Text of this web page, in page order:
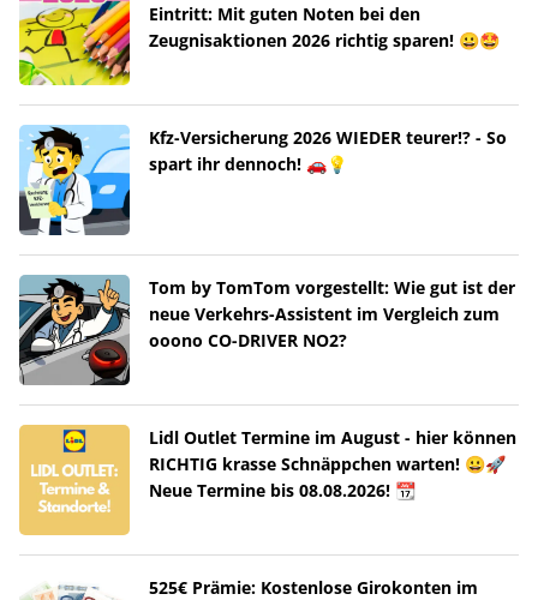
Eintritt: Mit guten Noten bei den
Zeugnisaktionen 2026 richtig sparen! 😀🤩
Kfz-Versicherung 2026 WIEDER teurer!? - So
spart ihr dennoch! 🚗💡
Tom by TomTom vorgestellt: Wie gut ist der
neue Verkehrs-Assistent im Vergleich zum
ooono CO-DRIVER NO2?
Lidl Outlet Termine im August - hier können
RICHTIG krasse Schnäppchen warten! 😀🚀
Neue Termine bis 08.08.2026! 📆
525€ Prämie: Kostenlose Girokonten im